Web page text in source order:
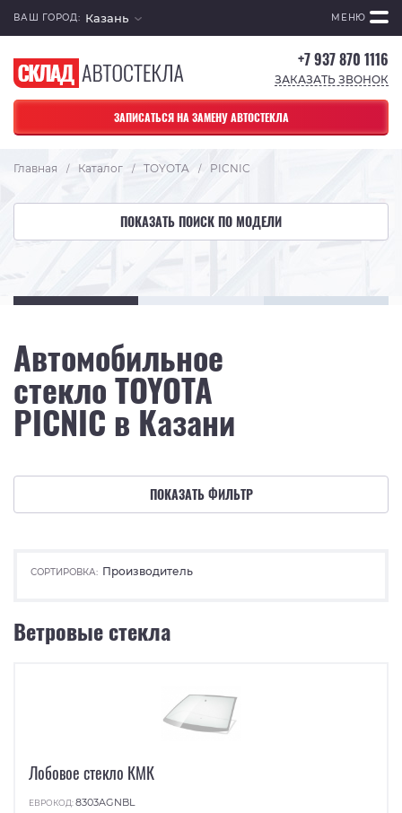
ВАШ ГОРОД: Казань МЕНЮ
+7 937 870 1116
ЗАКАЗАТЬ ЗВОНОК
ЗАПИСАТЬСЯ НА ЗАМЕНУ АВТОСТЕКЛА
Главная / Каталог / TOYOTA / PICNIC
ПОКАЗАТЬ ПОИСК ПО МОДЕЛИ
Автомобильное
стекло TOYOTA
PICNIC в Казани
ПОКАЗАТЬ ФИЛЬТР
СОРТИРОВКА: Производитель
Ветровые стекла
Лобовое стекло КМК
ЕВРОКОД:8303AGNBL